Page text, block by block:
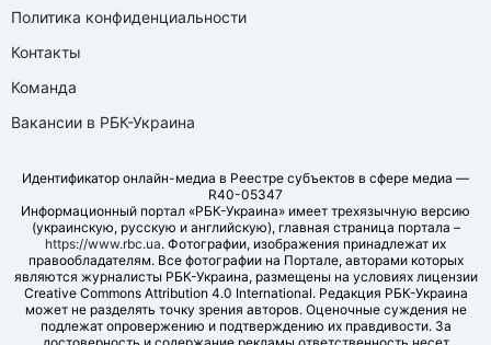
Политика конфиденциальности
Контакты
Команда
Вакансии в РБК-Украина
Идентификатор онлайн-медиа в Реестре субъектов в сфере медиа —
R40-05347
Информационный портал «РБК-Украина» имеет трехязычную версию
(украинскую, русскую и английскую), главная страница портала –
https://www.rbc.ua. Фотографии, изображения принадлежат их
правообладателям. Все фотографии на Портале, авторами которых
являются журналисты РБК-Украина, размещены на условиях лицензии
Creative Commons Attribution 4.0 International. Редакция РБК-Украина
может не разделять точку зрения авторов. Оценочные суждения не
подлежат опровержению и подтверждению их правдивости. За